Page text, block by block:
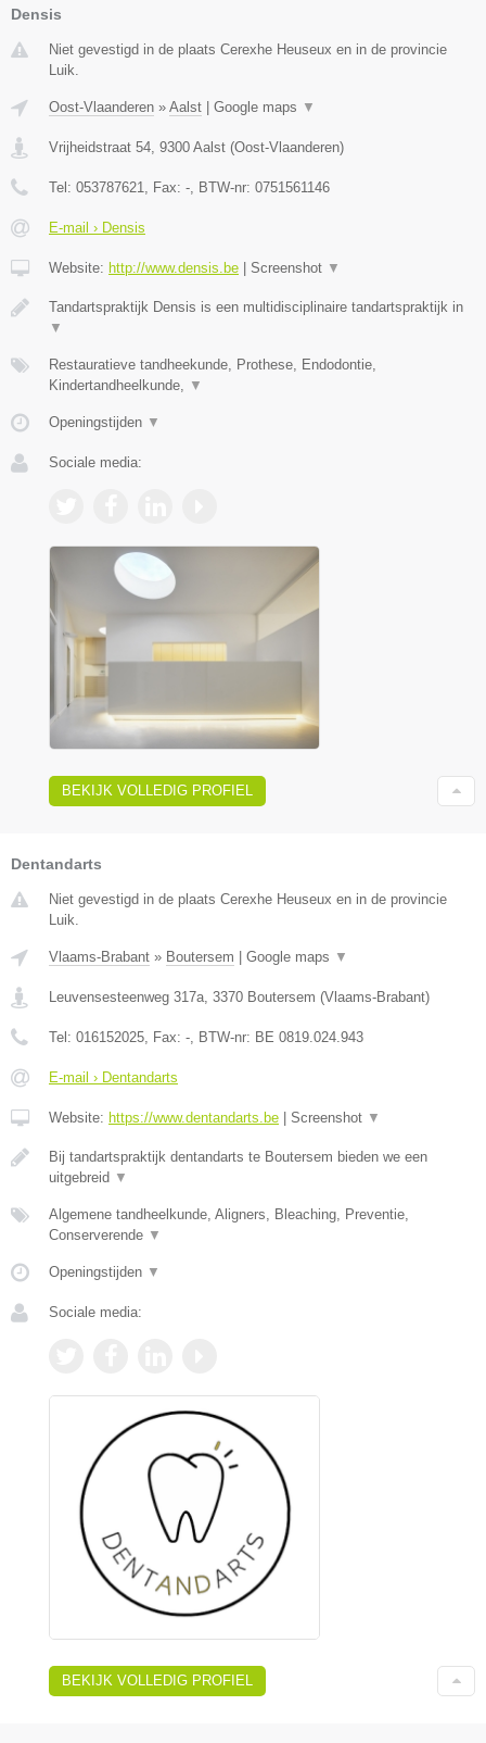
Densis
Niet gevestigd in de plaats Cerexhe Heuseux en in de provincie
Luik.
Oost-Vlaanderen » Aalst Google maps ▼
Vrijheidstraat 54, 9300 Aalst (Oost-Vlaanderen)
Tel: 053787621, Fax: -, BTW-nr: 0751561146
E-mail › Densis
Website: http://www.densis.be Screenshot ▼
Tandartspraktijk Densis is een multidisciplinaire tandartspraktijk in
▼
Restauratieve tandheekunde, Prothese, Endodontie,
Kindertandheelkunde, ▼
Openingstijden ▼
Sociale media:
BEKIJK VOLLEDIG PROFIEL
Dentandarts
Niet gevestigd in de plaats Cerexhe Heuseux en in de provincie
Luik.
Vlaams-Brabant » Boutersem Google maps ▼
Leuvensesteenweg 317a 3370 Boutersem (Vlaams-Brabant)
Tel: 016152025 , Fax: - , BTW-nr: BE 0819.024.943
E-mail › Dentandarts
Website: https://www.dentandarts.be Screenshot ▼
Bij tandartspraktijk dentandarts te Boutersem bieden we een
uitgebreid ▼
Algemene tandheelkunde, Aligners, Bleaching, Preventie,
Conserverende ▼
Openingstijden ▼
Sociale media:
BEKIJK VOLLEDIG PROFIEL